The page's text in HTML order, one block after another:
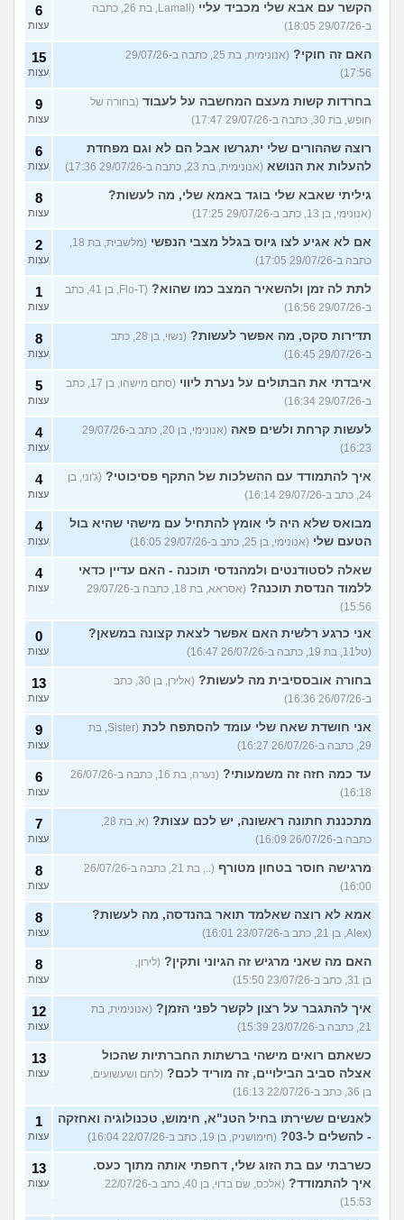
הקשר עם אבא שלי מכביד עליי
(Lamali, בת 26, כתבה
ב-29/07/26 18:05)
6
עצות
האם זה חוקי?
(אנונימית, בת 25, כתבה ב-29/07/26
17:56)
15
עצות
בחרדות קשות מעצם המחשבה על לעבוד (בחורה של
חופש, בת 30, כתבה ב-29/07/26 17:47)
9
עצות
רוצה שההורים שלי יתגרשו אבל הם לא וגם מפחדת
להעלות את הנושא (אנונימית, בת 23, כתבה ב-29/07/26 17:36)
6
עצות
גיליתי שאבא שלי בוגד באמא שלי, מה לעשות?
(אנונימי, בן 13, כתב ב-29/07/26 17:25)
8
עצות
אם לא אגיע לצו גיוס בגלל מצבי הנפשי
(מלשבית, בת 18,
כתבה ב-29/07/26 17:05)
2
עצות
לתת לה זמן ולהשאיר המצב כמו שהוא?
(Flo-T, בן 41, כתב
ב-29/07/26 16:56)
1
עצות
תדירות סקס, מה אפשר לעשות?
(נשוי, בן 28, כתב
ב-29/07/26 16:45)
8
עצות
איבדתי את הבתולים על נערת ליווי
(סתם מישהו, בן 17, כתב
ב-29/07/26 16:34)
5
עצות
לעשות קרחת ולשים פאה
(אנונימי, בן 20, כתב ב-29/07/26
16:23)
4
עצות
איך להתמודד עם ההשלכות של התקף פסיכוטי? (ג'וני, בן
24, כתב ב-29/07/26 16:14)
4
עצות
מבואס שלא היה לי אומץ להתחיל עם מישהי שהיא בול
הטעם שלי (אנונימי, בן 25, כתב ב-29/07/26 16:05)
4
עצות
שאלה לסטודנטים ולמהנדסי תוכנה - האם עדיין כדאי
ללמוד הנדסת תוכנה?
(אסראא, בת 18, כתבה ב-29/07/26
15:56)
4
עצות
אני כרגע רלשית האם אפשר לצאת קצונה במשאן?
(טל11, בת 19, כתבה ב-26/07/26 16:47)
0
עצות
בחורה אובססיבית מה לעשות?
(אלירן, בן 30, כתב
ב-26/07/26 16:36)
13
עצות
אני חושדת שאח שלי עומד להסתפח לכת
(Sister, בת
29, כתבה ב-26/07/26 16:27)
9
עצות
עד כמה חזה זה משמעותי?
(נערה, בת 16, כתבה ב-26/07/26
16:18)
6
עצות
מתכננת חתונה ראשונה, יש לכם עצות?
(א, בת 28,
כתבה ב-26/07/26 16:09)
7
עצות
מרגישה חוסר בטחון מטורף
(.., בת 21, כתבה ב-26/07/26
16:00)
8
עצות
אמא לא רוצה שאלמד תואר בהנדסה, מה לעשות?
(Alex, בן 21, כתב ב-23/07/26 16:01)
8
עצות
האם מה שאני מרגיש זה הגיוני ותקין? (לירון,
בן 31, כתב ב-23/07/26 15:50)
8
עצות
איך להתגבר על רצון לקשר לפני הזמן? (אנונימית, בת
21, כתבה ב-23/07/26 15:39)
12
עצות
כשאתם רואים מישהי ברשתות החברתיות שהכול
אצלה סביב הבילויים, זה מוריד לכם? (לחם ושעשועים,
בן 36, כתב ב-22/07/26 16:13)
13
עצות
לאנשים ששירתו בחיל הטנ"א, חימוש, טכנולוגיה ואחזקה
- להשלים ל-03?
(חימושניק, בן 19, כתב ב-22/07/26 16:04)
1
עצות
כשרבתי עם בת הזוג שלי, דחפתי אותה מתוך כעס.
איך להתמודד?
(אלכס, שם בדוי, בן 40, כתב ב-22/07/26
15:53)
13
עצות